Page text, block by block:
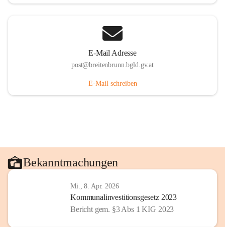
E-Mail Adresse
post@breitenbrunn.bgld.gv.at
E-Mail schreiben
Bekanntmachungen
Mi., 8. Apr. 2026
Kommunalinvestitionsgesetz 2023
Bericht gem. §3 Abs 1 KIG 2023